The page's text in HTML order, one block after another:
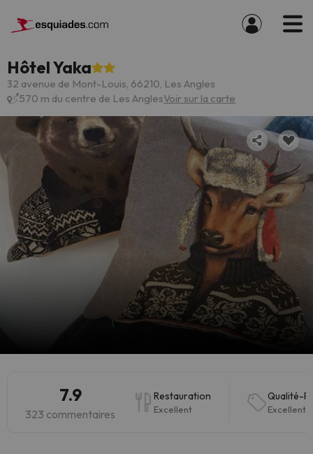
Hôtel Yaka
32 avenue de Mont-Louis, 66210, Les Angles
570 m du centre de Les AnglesVoir sur la carte
7.9
323 commentaires
Restauration
Excellent
Qualité-
Excellent